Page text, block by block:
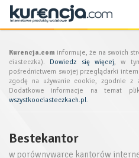
Kurencja.com informuje, że na swoich
ciasteczka). Dowiedz się więcej, w
pośrednictwem swojej przeglądarki
zgodę na używanie cookie, zgodnie z
Dodatkowe informacje na temat
wszystkoociasteczkach.pl.
Bestekantor
w porównywarce kantorów